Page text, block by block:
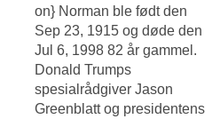
on} Norman ble født den
Sep 23, 1915 og døde den
Jul 6, 1998 82 år gammel.
Donald Trumps
spesialrådgiver Jason
Greenblatt og presidentens